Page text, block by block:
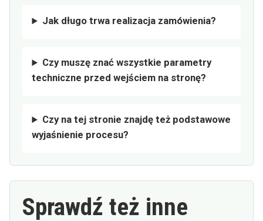
Jak długo trwa realizacja zamówienia?
Czy muszę znać wszystkie parametry
techniczne przed wejściem na stronę?
Czy na tej stronie znajdę też podstawowe
wyjaśnienie procesu?
Sprawdź też inne